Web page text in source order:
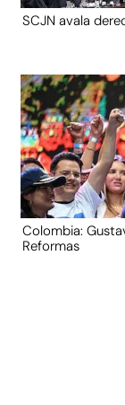
SCJN avala
Colombia:
Reformas